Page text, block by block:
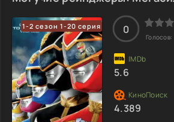
к власти, не догадывался о
повлечь за собой его находка. Вскоре
начинает разворачиваться нечто
1-2 сезон 1-20 серия 0
Голосов:
5.6
4.389